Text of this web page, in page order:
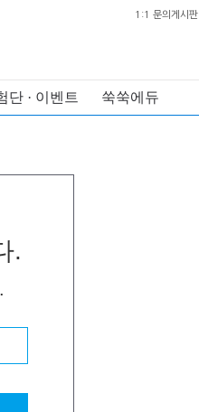
1:1 문의게시판
단 · 이벤트 쑥쑥에듀
.